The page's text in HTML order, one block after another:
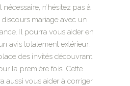
n’hésitez pas à
mariage avec un
Il pourra vous aider en
avis totalement extérieur,
des invités découvrant
la première fois. Cette
aussi vous aider à corriger